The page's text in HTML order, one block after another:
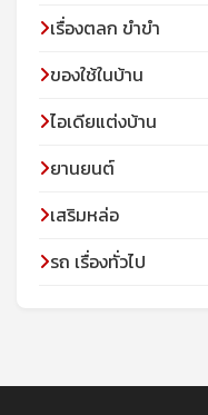
เรื่องตลก ขำขำ
ของใช้ในบ้าน
ไอเดียแต่งบ้าน
ยานยนต์
เสริมหล่อ
รถ เรื่องทั่วไป